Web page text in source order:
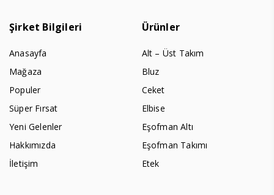
Şirket Bilgileri
Anasayfa
Mağaza
Populer
Süper Fırsat
Yeni Gelenler
Hakkımızda
İletişim
Ürünler
Alt – Üst Takım
Bluz
Ceket
Elbise
Eşofman Altı
Eşofman Takımı
Etek